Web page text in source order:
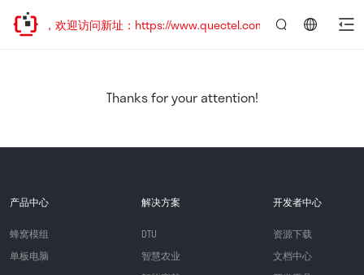
已迁移，欢迎访问新址：https://www.quectel.com.cn
Thanks for your attention!
产品中心
蜂窝模组
单板电脑
解决方案
DTU
智慧农业
开发者中心
资源下载
文档中心